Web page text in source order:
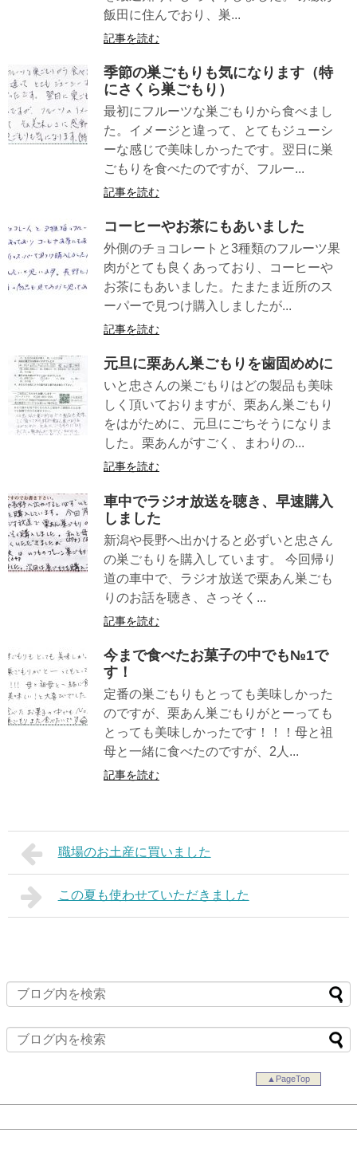
飯田に住んでおり、巣...
記事を読む
季節の巣ごもりも気になります（特
にさくら巣ごもり）
最初にフルーツな巣ごもりから食べまし
た。イメージと違って、とてもジューシ
ーな感じで美味しかったです。翌日に巣
ごもりを食べたのですが、フルー...
記事を読む
コーヒーやお茶にもあいました
外側のチョコレートと3種類のフルーツ果
肉がとても良くあっており、コーヒーや
お茶にもあいました。たまたま近所のス
ーパーで見つけ購入しましたが...
記事を読む
元旦に栗あん巣ごもりを歯固めめに
いと忠さんの巣ごもりはどの製品も美味
しく頂いておりますが、栗あん巣ごもり
をはがために、元旦にごちそうになりま
した。栗あんがすごく、まわりの...
記事を読む
車中でラジオ放送を聴き、早速購入
しました
新潟や長野へ出かけると必ずいと忠さん
の巣ごもりを購入しています。 今回帰り
道の車中で、ラジオ放送で栗あん巣ごも
りのお話を聴き、さっそく...
記事を読む
今まで食べたお菓子の中でも№1で
す！
定番の巣ごもりもとっても美味しかった
のですが、栗あん巣ごもりがとーっても
とっても美味しかったです！！！母と祖
母と一緒に食べたのですが、2人...
記事を読む
職場のお土産に買いました
この夏も使わせていただきました
▲PageTop